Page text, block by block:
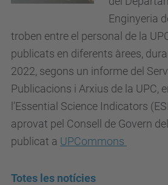
Enginyeria
troben entre el personal de la
publicats en diferents àrees,
2022, segons un informe del
Publicacions i Arxius de la UPC,
l’Essential Science Indicators
aprovat pel Consell de Govern
publicat a UPCommons
Totes les notícies